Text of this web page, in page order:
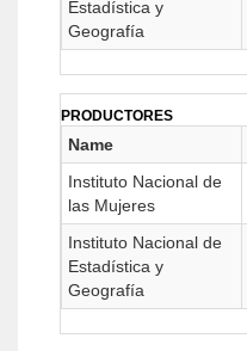
Estadística y
Geografía
PRODUCTORES
Name
Instituto Nacional de
las Mujeres
Instituto Nacional de
Estadística y
Geografía